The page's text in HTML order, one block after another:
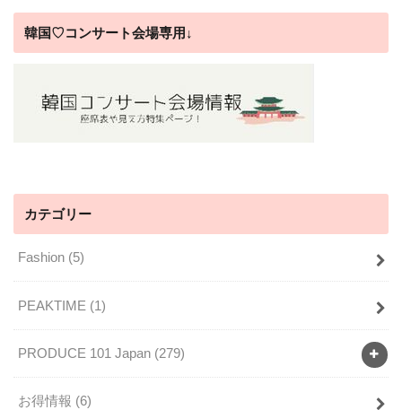
韓国♡コンサート会場専用↓
カテゴリー
Fashion (5)
PEAKTIME (1)
PRODUCE 101 Japan (279)
お得情報 (6)